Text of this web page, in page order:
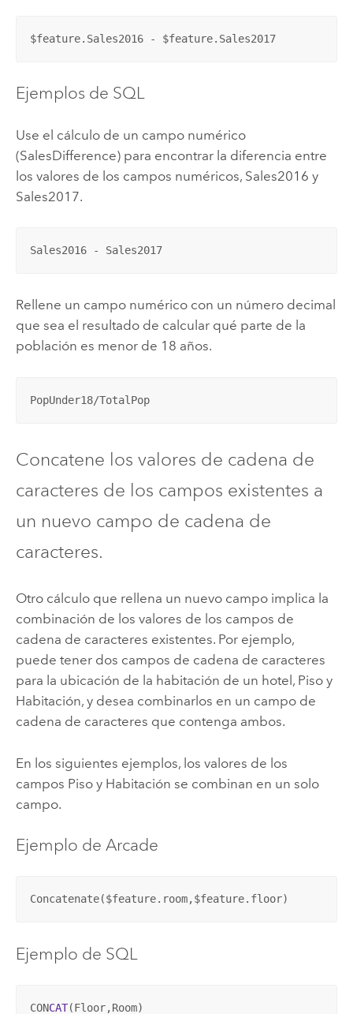
$feature.Sales2016 - $feature.Sales2017
Ejemplos de SQL
Use el cálculo de un campo numérico
(SalesDifference) para encontrar la diferencia entre
los valores de los campos numéricos, Sales2016 y
Sales2017.
Sales2016 - Sales2017
Rellene un campo numérico con un número decimal
que sea el resultado de calcular qué parte de la
población es menor de 18 años.
PopUnder18/TotalPop
Concatene los valores de cadena de
caracteres de los campos existentes a
un nuevo campo de cadena de
caracteres.
Otro cálculo que rellena un nuevo campo implica la
combinación de los valores de los campos de
cadena de caracteres existentes. Por ejemplo,
puede tener dos campos de cadena de caracteres
para la ubicación de la habitación de un hotel, Piso y
Habitación, y desea combinarlos en un campo de
cadena de caracteres que contenga ambos.
En los siguientes ejemplos, los valores de los
campos Piso y Habitación se combinan en un solo
campo.
Ejemplo de Arcade
Concatenate($feature.room,$feature.floor)
Ejemplo de SQL
CONCAT(Floor,Room)